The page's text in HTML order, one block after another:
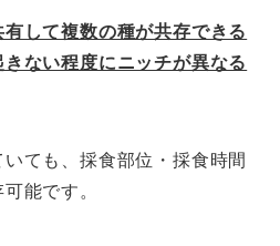
して複数の種が共存できる
ない程度にニッチが異なる
ても、採食部位・採食時間
能です。